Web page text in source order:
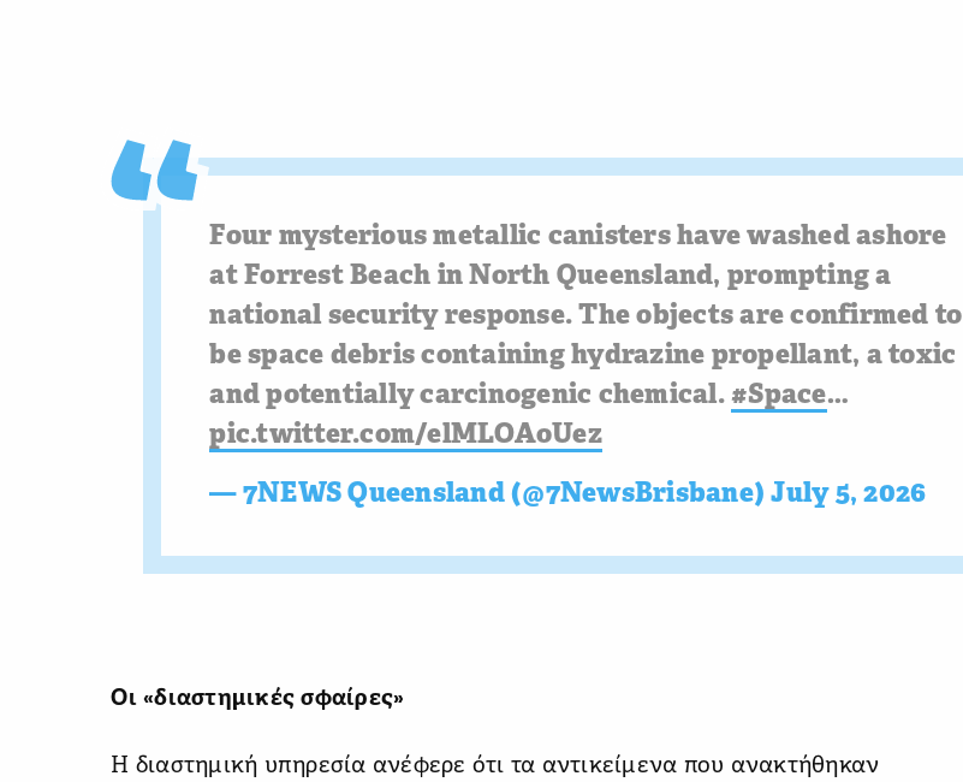
Four mysterious metallic canisters have washed ashore
at Forrest Beach in North Queensland, prompting a
national security response. The objects are confirmed to
be space debris containing hydrazine propellant, a toxic
and potentially carcinogenic chemical.#Space…
pic.twitter.com/elMLOAoUez
— 7NEWS Queensland (@7NewsBrisbane)July 5, 2026
Οι «διαστημικές σφαίρες»
Η διαστημική υπηρεσία ανέφερε ότι τα αντικείμενα που ανακτήθηκαν